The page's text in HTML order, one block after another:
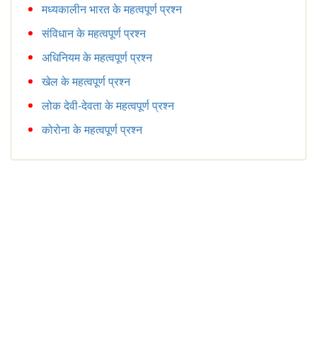
मध्यकालीन भारत के महत्वपूर्ण प्रश्न
संविधान के महत्वपूर्ण प्रश्न
अधिनियम के महत्वपूर्ण प्रश्न
खेल के महत्वपूर्ण प्रश्न
लोक देवी-देवता के महत्वपूर्ण प्रश्न
कोरोना के महत्वपूर्ण प्रश्न